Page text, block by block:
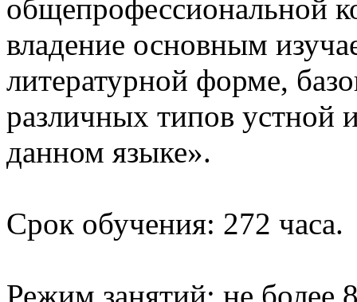
общепрофессиональной
владение основным
литературной форме,
различных типов устной
данном языке».
Срок обучения: 272 часа.
Режим занятий: не более